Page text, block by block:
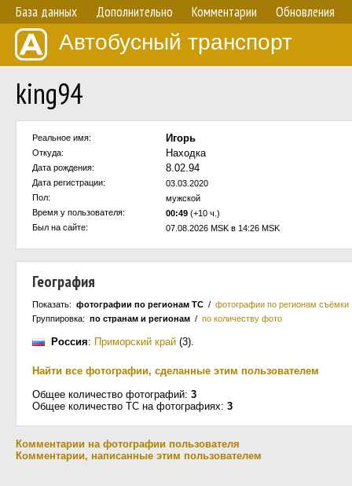
База данных Дополнительно Комментарии Обновления
Автобусный транспорт
king94
Реальное имя: Игорь
Откуда: Находка
Дата рождения: 8.02.94
Дата регистрации:
03.03.2020
Пол:
мужской
Время у пользователя:
00:49 (+10 ч.)
Был на сайте:
07.08.2026 MSK в 14:26 MSK
География
Показать: фотографии по регионам ТС / фотографии по регионам съёмки
Группировка: по странам и регионам / по количеству фото
Россия: Приморский край (3).
Найти все фотографии, сделанные этим пользователем
Общее количество фотографий: 3
Общее количество ТС на фотографиях: 3
Комментарии на фотографии пользователя
Комментарии, написанные этим пользователем